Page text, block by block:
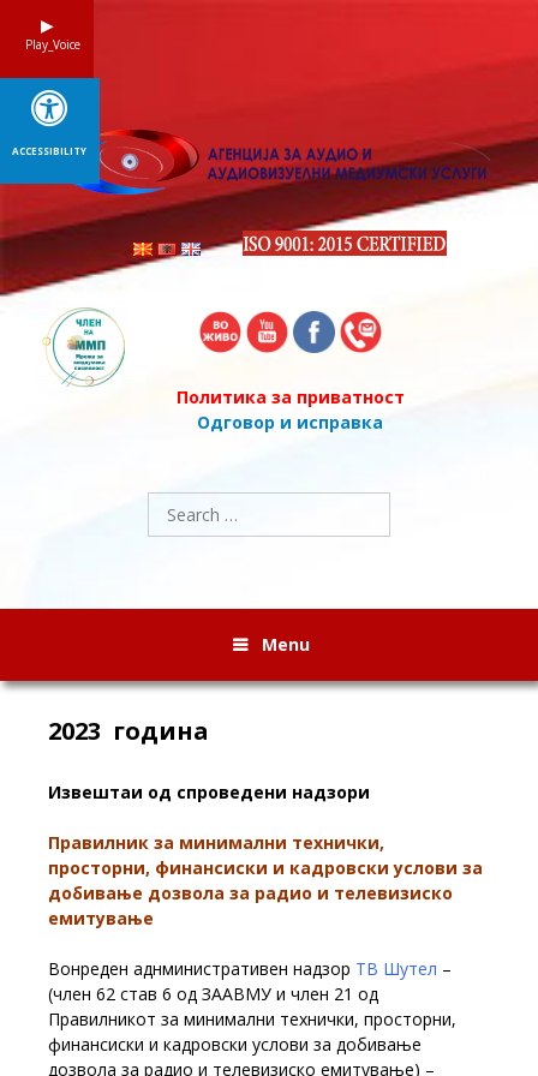
Политика за приватност
Одговор и исправка
Search
for:
Menu
2023 година
Извештаи од спроведени надзори
Правилник за минимални технички,
просторни, финансиски и кадровски услови за
добивање дозвола за радио и телевизиско
емитување
Вонреден аднминистративен надзор ТВ Шутел –
(член 62 став 6 од ЗААВМУ и член 21 од
Правилникот за минимални технички, просторни,
финансиски и кадровски услови за добивање
дозвола за радио и телевизиско емитување) –
Play_Voice
ACCESSIBILITY